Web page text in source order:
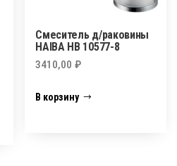
Смеситель д/раковины
HAIBA HB 10577-8
3410,00₽
В корзину